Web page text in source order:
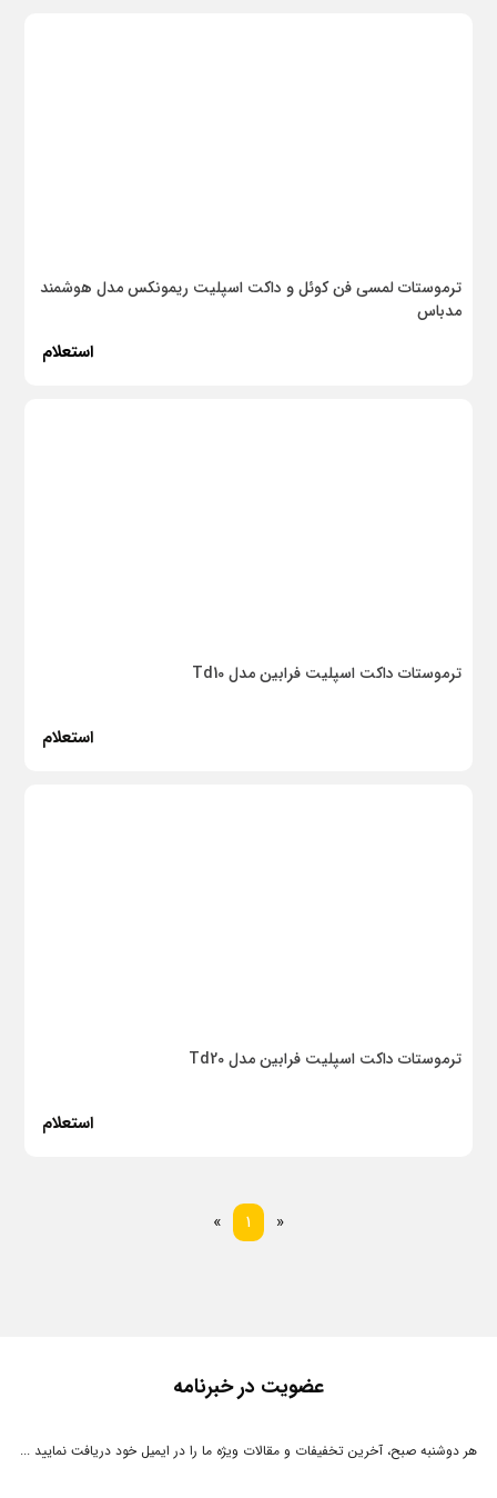
ترموستات لمسی فن کوئل و داکت اسپلیت ریمونکس مدل هوشمند
مدباس
استعلام
ترموستات داکت اسپلیت فرابین مدل Td10
استعلام
ترموستات داکت اسپلیت فرابین مدل Td20
استعلام
«قبلی1 »بعدی
عضویت در خبرنامه
هر دوشنبه صبح، آخرین تخفیفات و مقالات ویژه ما را در ایمیل خود دریافت نمایید ...